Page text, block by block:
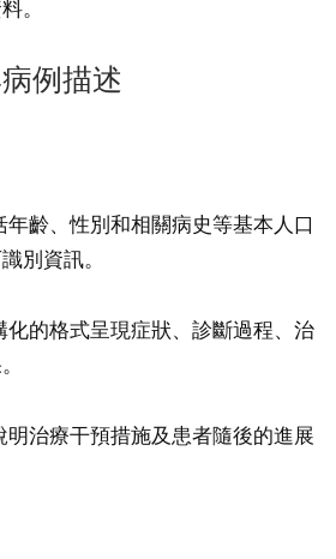
。
例描述
年齡、性別和相關病史等基本人口
別資訊。
化的格式呈現症狀、診斷過程、治
明治療干預措施及患者隨後的進展